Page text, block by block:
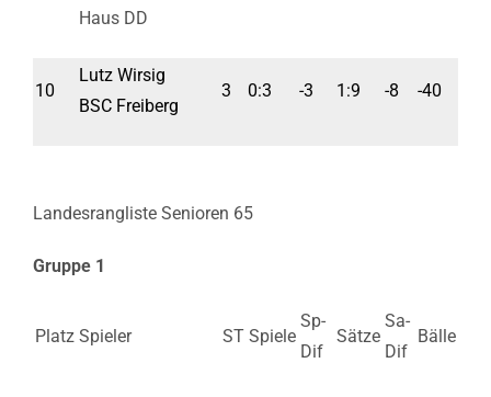
Haus DD
10
Lutz Wirsig
BSC Freiberg
3 0:3 -3 1:9 -8 -40
Landesrangliste Senioren 65
Gruppe 1
Platz Spieler ST Spiele
Sp-
Dif
Sätze
Sa-
Dif
Bälle